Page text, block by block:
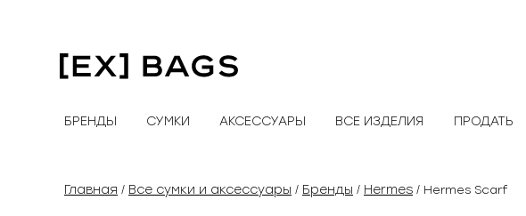
содержимому
БРЕНДЫ СУМКИ АКСЕССУАРЫ ВСЕ ИЗДЕЛИЯ ПРОДАТЬ
Главная / Все сумки и аксессуары / Бренды / Hermes / Hermes Scarf